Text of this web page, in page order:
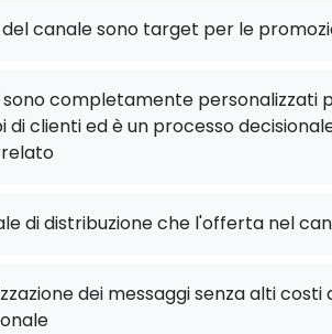
canale sono target per le
completamente personalizzati
di clienti ed è un processo
di distribuzione che l'offerta nel
dei messaggi senza alti costi